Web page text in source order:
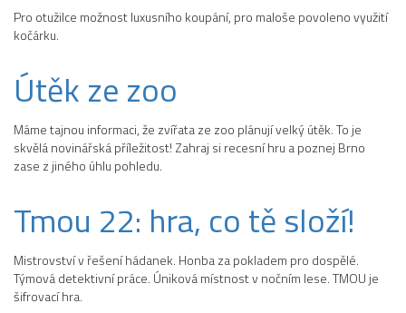
Pro otužilce možnost luxusního koupání, pro maloše povoleno využití
kočárku.
Útěk ze zoo
Máme tajnou informaci, že zvířata ze zoo plánují velký útěk. To je
skvělá novinářská příležitost! Zahraj si recesní hru a poznej Brno
zase z jiného úhlu pohledu.
Tmou 22: hra, co tě složí!
Mistrovství v řešení hádanek. Honba za pokladem pro dospělé.
Týmová detektivní práce. Úniková místnost v nočním lese. TMOU je
šifrovací hra.